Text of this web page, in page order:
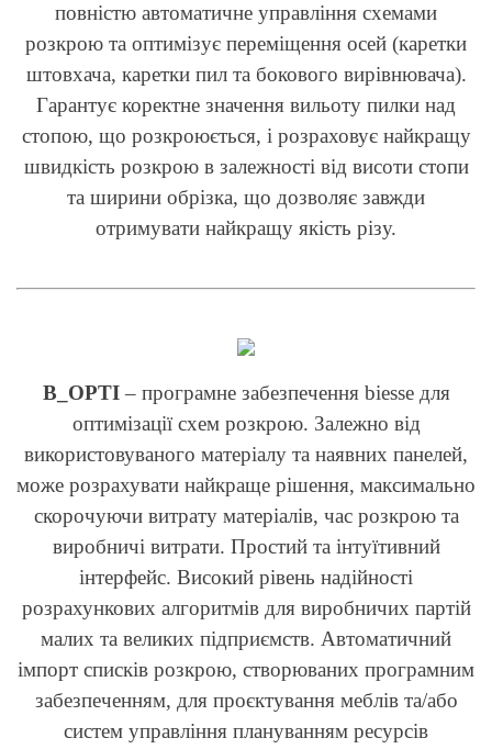
повністю автоматичне управління схемами
розкрою та оптимізує переміщення осей (каретки
штовхача, каретки пил та бокового вирівнювача).
Гарантує коректне значення вильоту пилки над
стопою, що розкроюється, і розраховує найкращу
швидкість розкрою в залежності від висоти стопи
та ширини обрізка, що дозволяє завжди
отримувати найкращу якість різу.
B_OPTI – програмне забезпечення biesse для
оптимізації схем розкрою. Залежно від
використовуваного матеріалу та наявних панелей,
може розрахувати найкраще рішення, максимально
скорочуючи витрату матеріалів, час розкрою та
виробничі витрати. Простий та інтуїтивний
інтерфейс. Високий рівень надійності
розрахункових алгоритмів для виробничих партій
малих та великих підприємств. Автоматичний
імпорт списків розкрою, створюваних програмним
забезпеченням, для проєктування меблів та/або
систем управління плануванням ресурсів